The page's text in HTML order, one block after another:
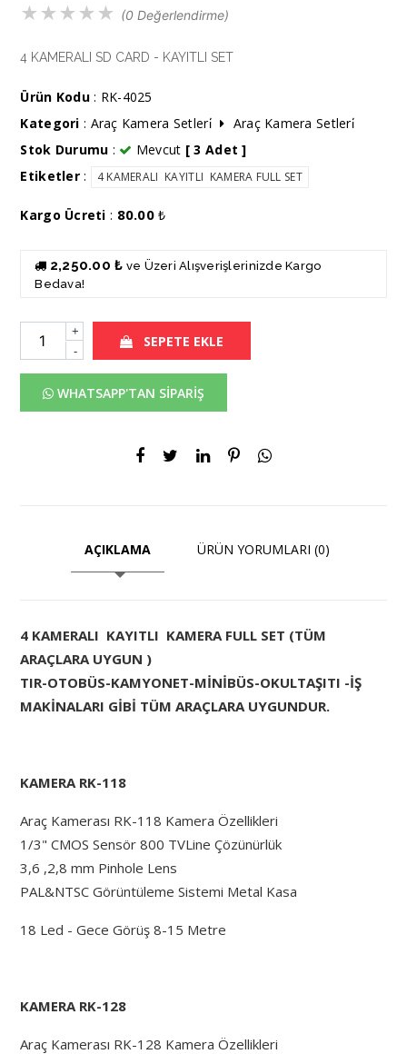
★ ★ ★ ★ ★ (0 Değerlendirme)
4 KAMERALI SD CARD - KAYITLI SET
Ürün Kodu: RK-4025
Kategori : Araç Kamera Setleri̇
Araç Kamera Setleri̇
Stok Durumu : Mevcut [ 3 Adet ]
Etiketler: 4 KAMERALI KAYITLI KAMERA FULL SET
Kargo Ücreti : 80.00 ₺
2,250.00 ₺ ve Üzeri Alışverişlerinizde Kargo
Bedava!
+
-
SEPETE EKLE
WHATSAPP'TAN SİPARİŞ
AÇIKLAMA ÜRÜN YORUMLARI (0)
4 KAMERALI KAYITLI KAMERA FULL SET (TÜM
ARAÇLARA UYGUN )
TIR-OTOBÜS-KAMYONET-MİNİBÜS-OKULTAŞITI -İŞ
MAKİNALARI GİBİ TÜM ARAÇLARA UYGUNDUR.
KAMERA RK-118
Araç Kamerası RK-118 Kamera Özellikleri
1/3" CMOS Sensör 800 TVLine Çözünürlük
3,6 ,2,8 mm Pinhole Lens
PAL&NTSC Görüntüleme Sistemi Metal Kasa
18 Led - Gece Görüş 8-15 Metre
KAMERA RK-128
Araç Kamerası RK-128 Kamera Özellikleri